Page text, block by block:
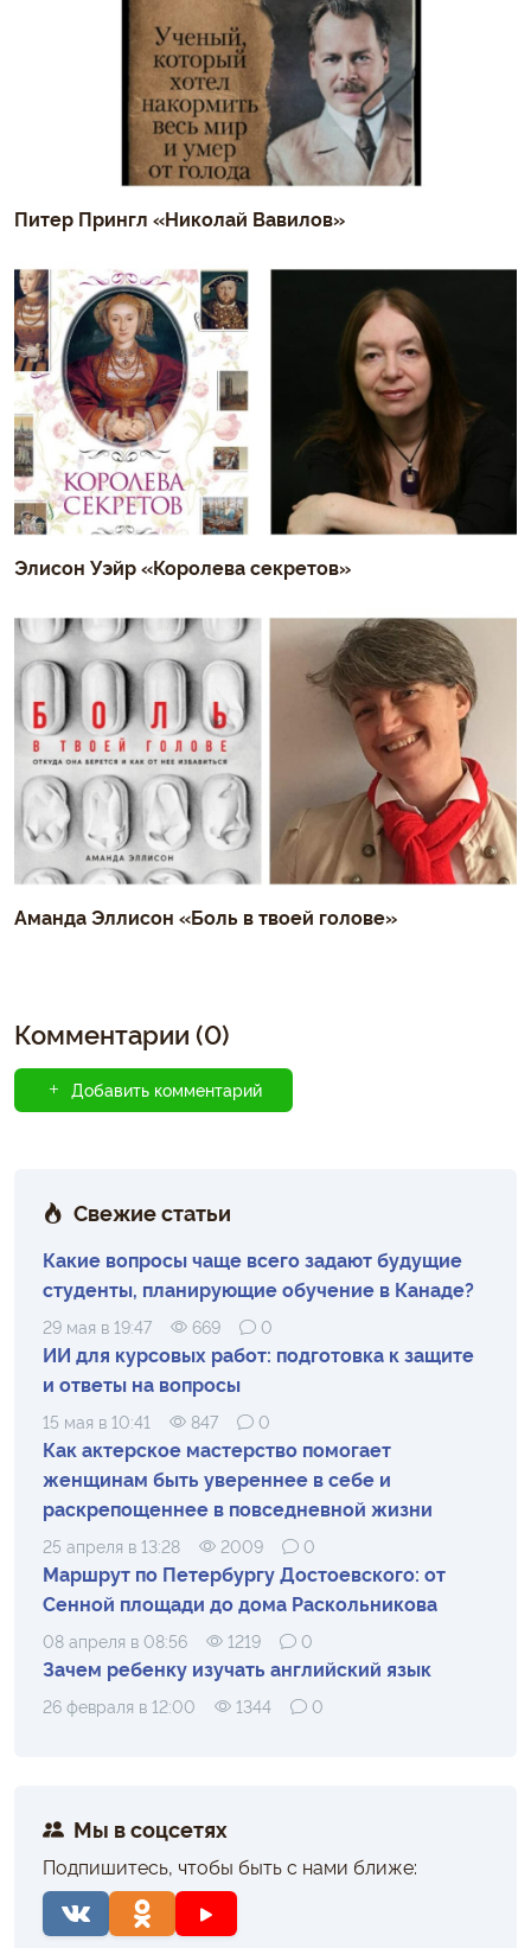
Питер Прингл «Николай Вавилов»
Элисон Уэйр «Королева секретов»
Аманда Эллисон «Боль в твоей голове»
Комментарии (0)
Добавить комментарий
Свежие статьи
Какие вопросы чаще всего задают будущие
студенты, планирующие обучение в Канаде?
29 мая в 19:47 669 0
ИИ для курсовых работ: подготовка к защите
и ответы на вопросы
15 мая в 10:41 847 0
Как актерское мастерство помогает
женщинам быть увереннее в себе и
раскрепощеннее в повседневной жизни
25 апреля в 13:28 2009 0
Маршрут по Петербургу Достоевского: от
Сенной площади до дома Раскольникова
08 апреля в 08:56 1219 0
Зачем ребенку изучать английский язык
26 февраля в 12:00 1344 0
Мы в соцсетях
Подпишитесь, чтобы быть с нами ближе: